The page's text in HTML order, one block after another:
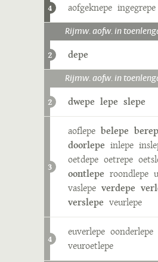
4 aofgeknepe ingegrepe
Rijmw. aofw. in
2 depe
Rijmw. aofw. in
2 dwepe lepe slepe
3
aoflepe belepe
doorlepe inlepe
oetdepe oetrepe
oontlepe roondlepe
vaslepe verdepe
verslepe veurlepe
4
euverlepe oonderlepe
veuroetlepe